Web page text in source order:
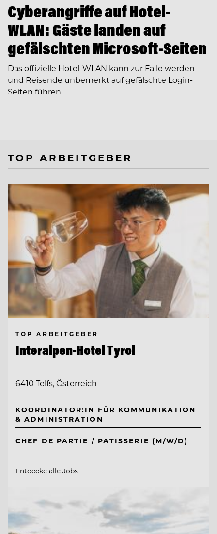
Cyberangriffe auf Hotel-
WLAN: Gäste landen auf
gefälschten Microsoft-Seiten
Das offizielle Hotel-WLAN kann zur Falle werden
und Reisende unbemerkt auf gefälschte Login-
Seiten führen.
TOP ARBEITGEBER
TOP ARBEITGEBER
Interalpen-Hotel Tyrol
6410 Telfs, Österreich
KOORDINATOR:IN FÜR KOMMUNIKATION
& ADMINISTRATION
CHEF DE PARTIE / PATISSERIE (M/W/D)
Entdecke alle Jobs